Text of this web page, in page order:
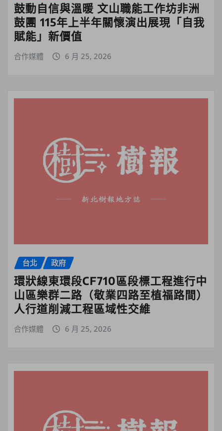
鼓動自信與溫暖 文山職能工作坊非洲
鼓團 115年上半年關懷演出展現「自我
賦能」新價值
合作媒體 6 月 25, 2026
台北 政府
環狀線東環段CF710區段標工程進行中
山區樂群二路（敬業四路至植福路間）
人行道削減工程區域性交維
合作媒體 6 月 25, 2026